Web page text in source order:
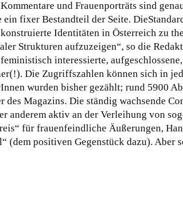
und Frauenporträts sind
fixer Bestandteil der Seite.
Identitäten in Österreich zu
Strukturen aufzuzeigen“, so die
interessierte,
Die Zugriffszahlen können sich in
wurden bisher gezählt; rund 5900
des Magazins. Die ständig wachsende
anderem aktiv an der Verleihung von
für frauenfeindliche Äußerungen,
(dem positiven Gegenstück dazu). Aber